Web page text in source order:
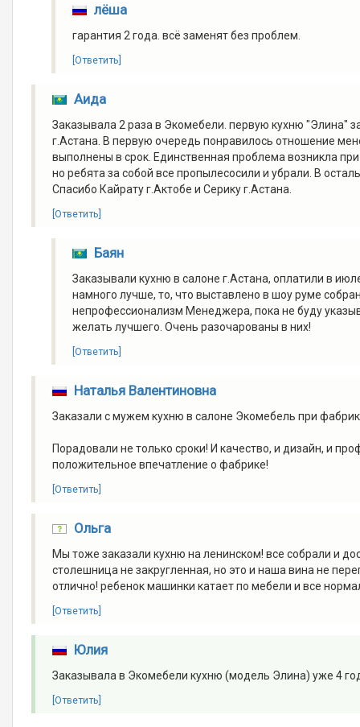
лёша
гарантия 2 года. всё заменят без проблем.
[Ответить]
Аида
Заказывала 2 раза в Экомебели. первую кухню "Элина"
г.Астана. В первую очередь понравилось отношение
выполнены в срок. Единственная проблема возникла
но ребята за собой все пропылесосили и убрали. В
Спасибо Кайрату г.Актобе и Серику г.Астана.
[Ответить]
Баян
Заказывали кухню в салоне г.Астана, оплатили в
намного лучше, то, что выставлено в шоу руме
непрофессионализм Менеджера, пока не буду
желать лучшего. Очень разочарованы в них!
[Ответить]
Наталья Валентиновна
Заказали с мужем кухню в салоне Экомебель при
Порадовали не только сроки! И качество, и дизайн, и
положительное впечатление о фабрике!
[Ответить]
Ольга
Мы тоже заказали кухню на ленинском! все собрали и
столешница не закругленная, но это и наша вина не
отлично! ребенок машинки катает по мебели и все
[Ответить]
Юлия
Заказывала в Экомебели кухню (модель Элина) уже 4
[Ответить]